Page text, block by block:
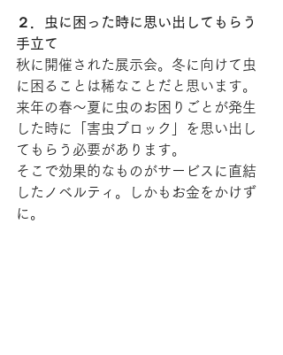
２．虫に困った時に思い出してもらう
手立て
秋に開催された展示会。冬に向けて虫
に困ることは稀なことだと思います。
来年の春～夏に虫のお困りごとが発生
した時に「害虫ブロック」を思い出し
てもらう必要があります。
そこで効果的なものがサービスに直結
したノベルティ。しかもお金をかけず
に。